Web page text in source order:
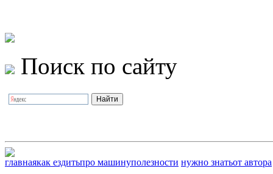
Поиск по сайту
главнаякак ездитьпро машинуполезности нужно знатьот автора